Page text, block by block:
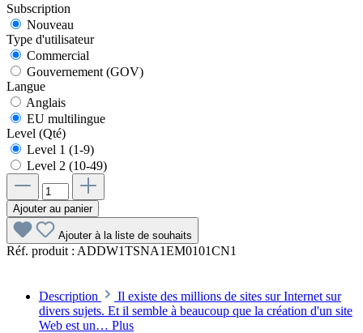
Subscription
Nouveau
Type d'utilisateur
Commercial
Gouvernement (GOV)
Langue
Anglais
EU multilingue
Level (Qté)
Level 1 (1-9)
Level 2 (10-49)
Ajouter au panier
Ajouter à la liste de souhaits
Réf. produit : ADDW1TSNA1EM0101CN1
Description
Il existe des millions de sites sur Internet sur
divers sujets. Et il semble à beaucoup que la création d'un site
Web est un… Plus